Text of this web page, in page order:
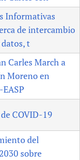
Informativas
de intercambio
t
Carles March a
Moreno en
COVID-19
del
sobre